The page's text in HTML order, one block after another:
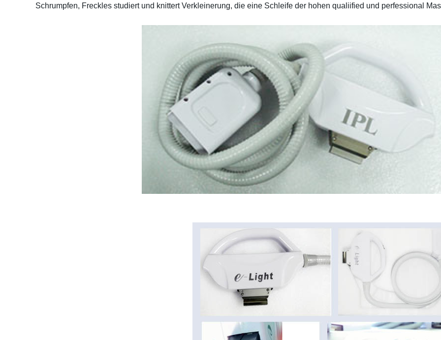
Schrumpfen, Freckles studiert und knittert Verkleinerung, die eine Schleife der hohen qualiified und perfessional